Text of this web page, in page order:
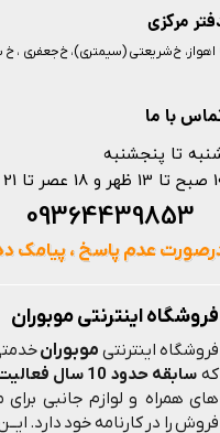
فروشگاه اینترنتی موبوران
فروشگاه اینترنتی موبوران
که سابقه حدود 10 سال فعالیت
های همراه و لوازم جانبی
فروش را در کارنامه خود دارد.
مرکزی
با ما
اهواز، خ شریعتی (سیمتری)، خ جعفری ، خ
تا پنجشنبه
تا 21 شب
عدم پاسخ ، پیامک